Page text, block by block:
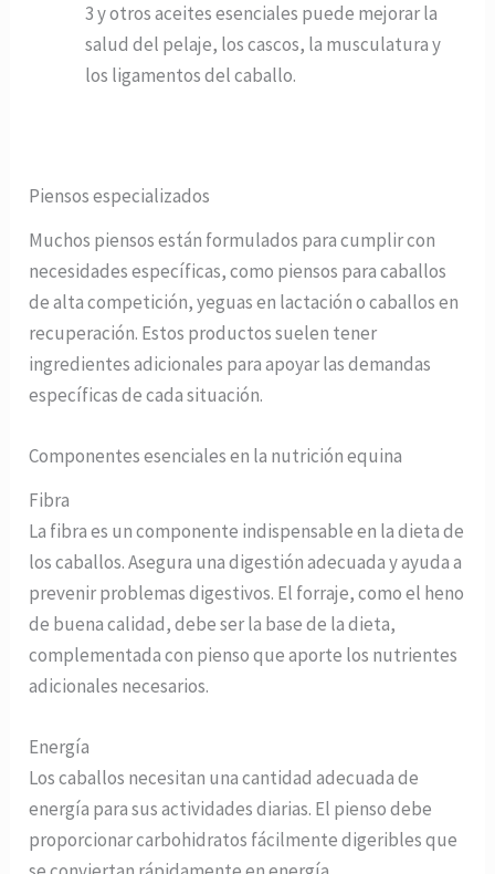
3 y otros aceites esenciales puede mejorar la
salud del pelaje, los cascos, la musculatura y
los ligamentos del caballo.
Piensos especializados
Muchos piensos están formulados para cumplir con
necesidades específicas, como piensos para caballos
de alta competición, yeguas en lactación o caballos en
recuperación. Estos productos suelen tener
ingredientes adicionales para apoyar las demandas
específicas de cada situación.
Componentes esenciales en la nutrición equina
Fibra
La fibra es un componente indispensable en la dieta de
los caballos. Asegura una digestión adecuada y ayuda a
prevenir problemas digestivos. El forraje, como el heno
de buena calidad, debe ser la base de la dieta,
complementada con pienso que aporte los nutrientes
adicionales necesarios.
Energía
Los caballos necesitan una cantidad adecuada de
energía para sus actividades diarias. El pienso debe
proporcionar carbohidratos fácilmente digeribles que